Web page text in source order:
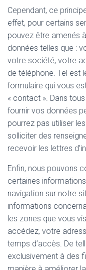
Cependant, ce
effet, pour certains
pouvez être amenés
données telles que :
votre société, votre
de téléphone. Tel est
formulaire qui vous
« contact ». Dans
fournir vos données
pourrez pas utiliser
solliciter des
recevoir les lettres
Enfin, nous pouvons
certaines
navigation sur notre
informations
les zones que vous
accédez, votre
temps d’accès. De
exclusivement à des